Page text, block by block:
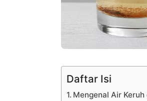
Daftar Isi
Mengenal Air